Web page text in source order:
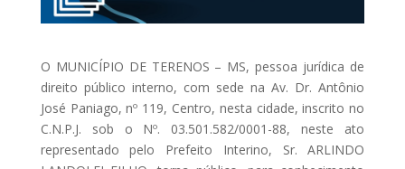
O MUNICÍPIO DE TERENOS – MS, pessoa jurídica de
direito público interno, com sede na Av. Dr. Antônio
José Paniago, nº 119, Centro, nesta cidade, inscrito no
C.N.P.J. sob o Nº. 03.501.582/0001-88, neste ato
representado pelo Prefeito Interino, Sr. ARLINDO